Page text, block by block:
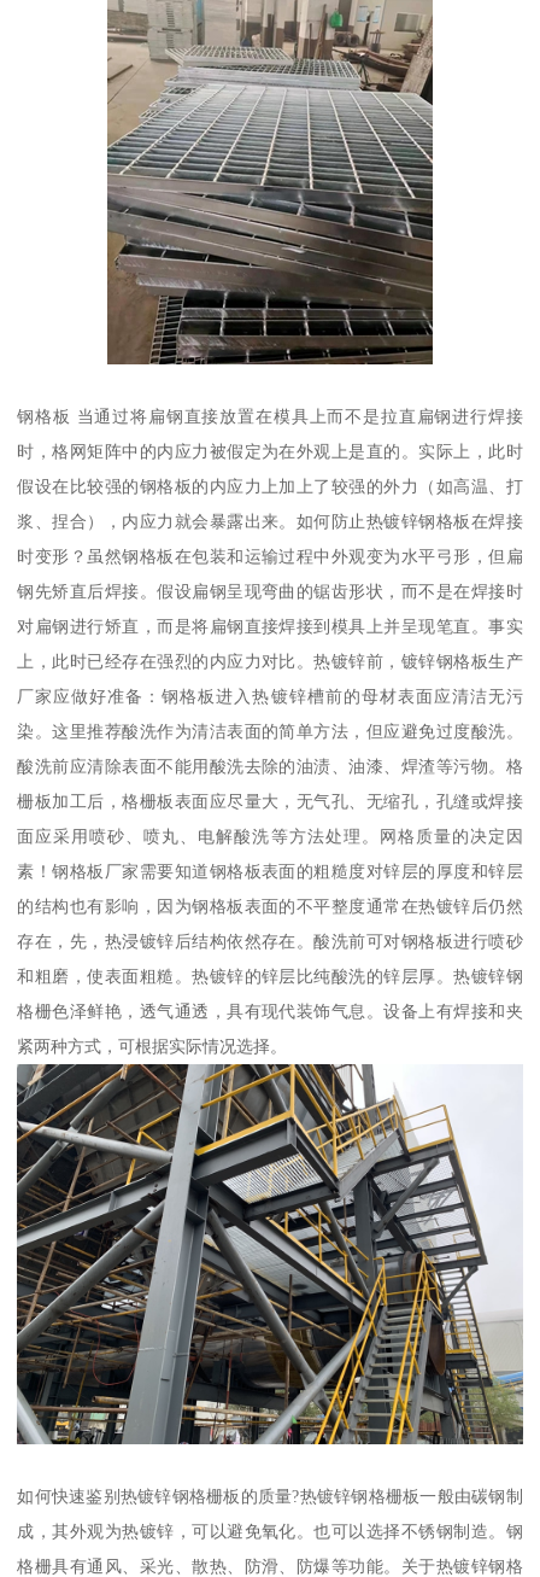
钢格板 当通过将扁钢直接放置在模具上而不是拉直扁钢进行焊接
时，格网矩阵中的内应力被假定为在外观上是直的。实际上，此时
假设在比较强的钢格板的内应力上加上了较强的外力（如高温、打
浆、捏合），内应力就会暴露出来。如何防止热镀锌钢格板在焊接
时变形？虽然钢格板在包装和运输过程中外观变为水平弓形，但扁
钢先矫直后焊接。假设扁钢呈现弯曲的锯齿形状，而不是在焊接时
对扁钢进行矫直，而是将扁钢直接焊接到模具上并呈现笔直。事实
上，此时已经存在强烈的内应力对比。热镀锌前，镀锌钢格板生产
厂家应做好准备：钢格板进入热镀锌槽前的母材表面应清洁无污
染。这里推荐酸洗作为清洁表面的简单方法，但应避免过度酸洗。
酸洗前应清除表面不能用酸洗去除的油渍、油漆、焊渣等污物。格
栅板加工后，格栅板表面应尽量大，无气孔、无缩孔，孔缝或焊接
面应采用喷砂、喷丸、电解酸洗等方法处理。网格质量的决定因
素！钢格板厂家需要知道钢格板表面的粗糙度对锌层的厚度和锌层
的结构也有影响，因为钢格板表面的不平整度通常在热镀锌后仍然
存在，先，热浸镀锌后结构依然存在。酸洗前可对钢格板进行喷砂
和粗磨，使表面粗糙。热镀锌的锌层比纯酸洗的锌层厚。热镀锌钢
格栅色泽鲜艳，透气通透，具有现代装饰气息。设备上有焊接和夹
紧两种方式，可根据实际情况选择。
如何快速鉴别热镀锌钢格栅板的质量?热镀锌钢格栅板一般由碳钢制
成，其外观为热镀锌，可以避免氧化。也可以选择不锈钢制造。钢
格栅具有通风、采光、散热、防滑、防爆等功能。关于热镀锌钢格